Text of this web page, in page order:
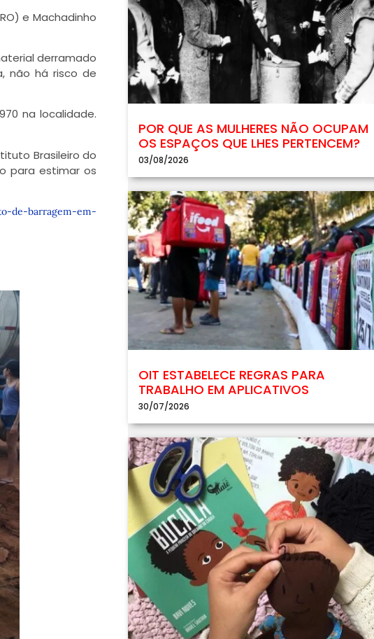
e Machadinho
derramado
não há risco de
na localidade.
Brasileiro do
para estimar os
de-barragem-em-
POR QUE AS MULHERES NÃO OCUPAM
OS ESPAÇOS QUE LHES PERTENCEM?
03/08/2026
OIT ESTABELECE REGRAS PARA
TRABALHO EM APLICATIVOS
30/07/2026